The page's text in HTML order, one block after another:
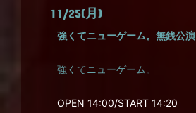
11/25(月)
強くてニューゲーム。無銭公演
強くてニューゲーム。
OPEN 14:00/START 14:20